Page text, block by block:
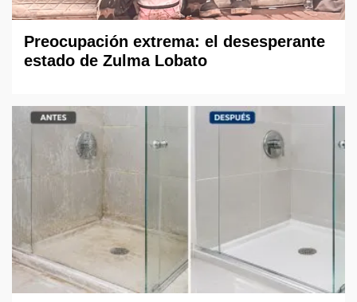
Preocupación extrema: el desesperante
estado de Zulma Lobato